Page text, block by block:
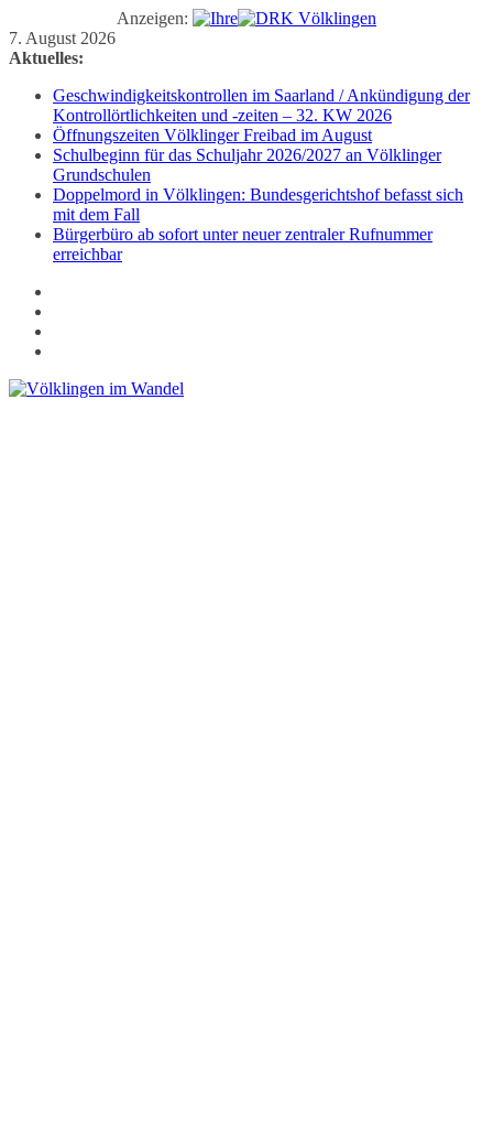
Anzeigen:
Zum
Inhalt
7. August 2026
Aktuelles:
Geschwindigkeitskontrollen im Saarland / Ankündigung der
Kontrollörtlichkeiten und -zeiten – 32. KW 2026
Öffnungszeiten Völklinger Freibad im August
Schulbeginn für das Schuljahr 2026/2027 an Völklinger
Grundschulen
Doppelmord in Völklingen: Bundesgerichtshof befasst sich
mit dem Fall
Bürgerbüro ab sofort unter neuer zentraler Rufnummer
erreichbar